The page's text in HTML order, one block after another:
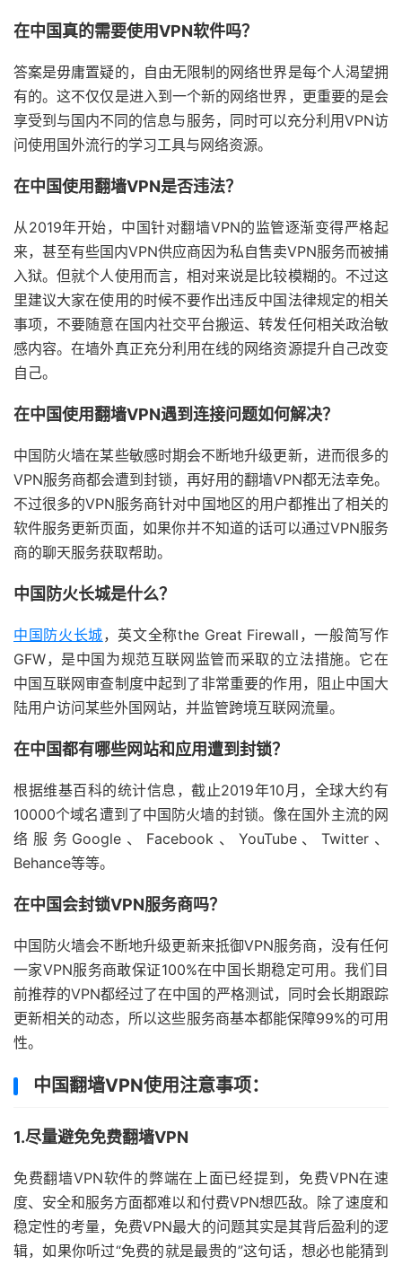
在中国真的需要使用VPN软件吗？
答案是毋庸置疑的，自由无限制的网络世界是每个人渴望拥
有的。这不仅仅是进入到一个新的网络世界，更重要的是会
享受到与国内不同的信息与服务，同时可以充分利用VPN访
问使用国外流行的学习工具与网络资源。
在中国使用翻墙VPN是否违法？
从2019年开始，中国针对翻墙VPN的监管逐渐变得严格起
来，甚至有些国内VPN供应商因为私自售卖VPN服务而被捕
入狱。但就个人使用而言，相对来说是比较模糊的。不过这
里建议大家在使用的时候不要作出违反中国法律规定的相关
事项，不要随意在国内社交平台搬运、转发任何相关政治敏
感内容。在墙外真正充分利用在线的网络资源提升自己改变
自己。
在中国使用翻墙VPN遇到连接问题如何解决？
中国防火墙在某些敏感时期会不断地升级更新，进而很多的
VPN服务商都会遭到封锁，再好用的翻墙VPN都无法幸免。
不过很多的VPN服务商针对中国地区的用户都推出了相关的
软件服务更新页面，如果你并不知道的话可以通过VPN服务
商的聊天服务获取帮助。
中国防火长城是什么？
中国防火长城，英文全称the Great Firewall，一般简写作
GFW，是中国为规范互联网监管而采取的立法措施。它在
中国互联网审查制度中起到了非常重要的作用，阻止中国大
陆用户访问某些外国网站，并监管跨境互联网流量。
在中国都有哪些网站和应用遭到封锁？
根据维基百科的统计信息，截止2019年10月，全球大约有
10000个域名遭到了中国防火墙的封锁。像在国外主流的网
络服务Google、Facebook、YouTube、Twitter、
Behance等等。
在中国会封锁VPN服务商吗？
中国防火墙会不断地升级更新来抵御VPN服务商，没有任何
一家VPN服务商敢保证100%在中国长期稳定可用。我们目
前推荐的VPN都经过了在中国的严格测试，同时会长期跟踪
更新相关的动态，所以这些服务商基本都能保障99%的可用
性。
中国翻墙VPN使用注意事项：
1.尽量避免免费翻墙VPN
免费翻墙VPN软件的弊端在上面已经提到，免费VPN在速
度、安全和服务方面都难以和付费VPN想匹敌。除了速度和
稳定性的考量，免费VPN最大的问题其实是其背后盈利的逻
辑，如果你听过“免费的就是最贵的”这句话，想必也能猜到